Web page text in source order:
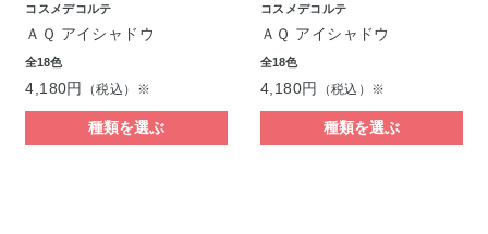
コスメデコルテ
ＡＱ アイシャドウ
全18色
4,180円 （税込）※
種類を選ぶ
コスメデコルテ
ＡＱ アイシャドウ
全18色
4,180円 （税込）※
種類を選ぶ